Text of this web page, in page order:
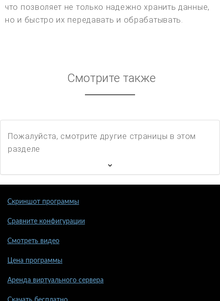
что позволяет не только надежно хранить данные,
но и быстро их передавать и обрабатывать.
Смотрите также
Пожалуйста, смотрите другие страницы в этом
разделе
Скриншот программы
Сравните конфигурации
Смотреть видео
Цена программы
Аренда виртуального сервера